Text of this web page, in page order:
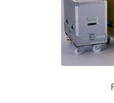
SUV 130
Baffle Instrument